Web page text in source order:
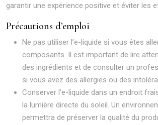
garantir une expérience positive et éviter les
Précautions d’emploi
Ne pas utiliser l’e-liquide si vous êtes
composants. Il est important de lire
des ingrédients et de consulter un
si vous avez des allergies ou des
Conserver l’e-liquide dans un endroit
la lumière directe du soleil. Un
permettra de préserver la qualité du